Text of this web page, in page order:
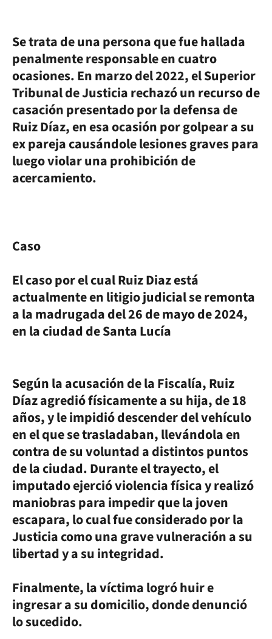
Se trata de una persona que fue hallada
penalmente responsable en cuatro
ocasiones. En marzo del 2022, el Superior
Tribunal de Justicia rechazó un recurso de
casación presentado por la defensa de
Ruiz Díaz, en esa ocasión por golpear a su
ex pareja causándole lesiones graves para
luego violar una prohibición de
acercamiento.
Caso
El caso por el cual Ruiz Diaz está
actualmente en litigio judicial se remonta
a la madrugada del 26 de mayo de 2024,
en la ciudad de Santa Lucía
Según la acusación de la Fiscalía, Ruiz
Díaz agredió físicamente a su hija, de 18
años, y le impidió descender del vehículo
en el que se trasladaban, llevándola en
contra de su voluntad a distintos puntos
de la ciudad. Durante el trayecto, el
imputado ejerció violencia física y realizó
maniobras para impedir que la joven
escapara, lo cual fue considerado por la
Justicia como una grave vulneración a su
libertad y a su integridad.
Finalmente, la víctima logró huir e
ingresar a su domicilio, donde denunció
lo sucedido.